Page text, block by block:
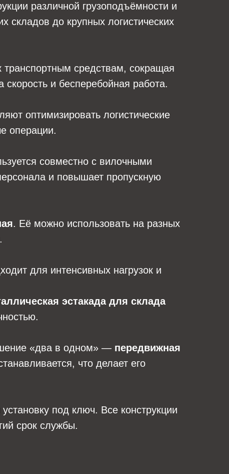
различной грузоподъёмности и
до крупных логистических
транспортным средствам, сокращая
и бесперебойная работа.
оптимизировать логистические
операции.
совместно с вилочными
и повышает пропускную
. Её можно использовать на разных
для интенсивных нагрузок и
эстакада для склада
«два в одном» — передвижная
что делает его
под ключ. Все конструкции
срок службы.